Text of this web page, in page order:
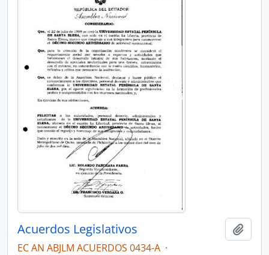
Acuerdos Legislativos
EC AN ABJLM ACUERDOS 0434-A ·